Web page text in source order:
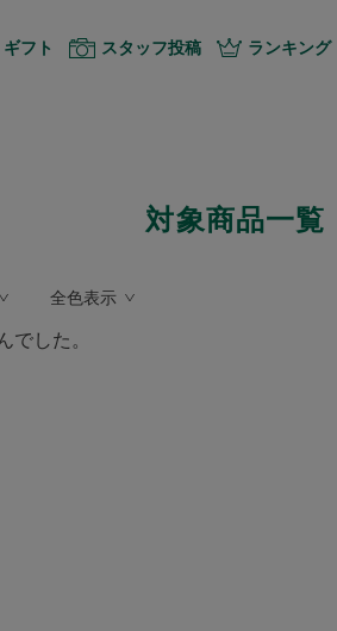
ギフト スタッフ投稿 ランキング
対象商品一覧
全色表示
でした。